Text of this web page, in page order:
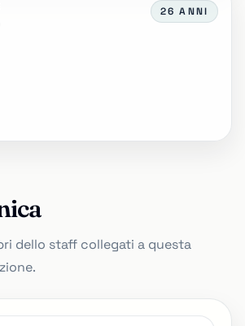
26 ANNI
dello staff collegati a questa